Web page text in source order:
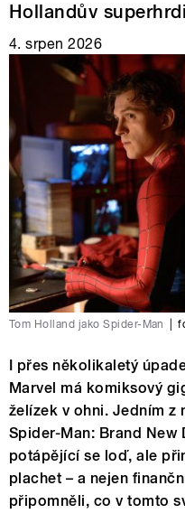
Hollandův
4. srpen 2026
Tom Holland jako Spider-Man
I přes několikaletý
Marvel má komiksový
želízek v ohni. Jedním z
Spider-Man: Brand New
potápějící se loď, ale
plachet – a nejen
připomněli, co v tomto